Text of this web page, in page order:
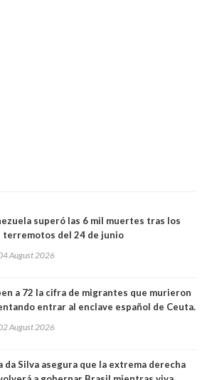
superó las 6 mil muertes tras los
terremotos del 24 de junio
August 2026
a 72 la cifra de migrantes que murieron
entrar al enclave español de Ceuta.
August 2026
da Silva asegura que la extrema derecha